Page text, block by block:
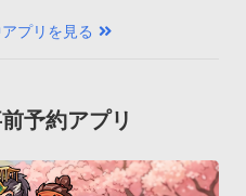
みの機能となります。別途
イムで受信できる
る
プリを見る
予約アプリ